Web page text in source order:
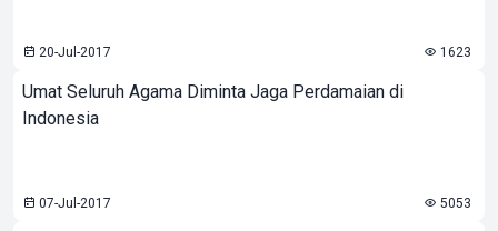
20-Jul-2017 1623
Umat Seluruh Agama Diminta Jaga Perdamaian di
Indonesia
07-Jul-2017 5053